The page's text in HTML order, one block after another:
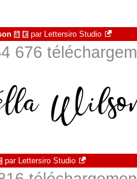
à € par Lettersiro Studio
676
par Lettersiro Studio